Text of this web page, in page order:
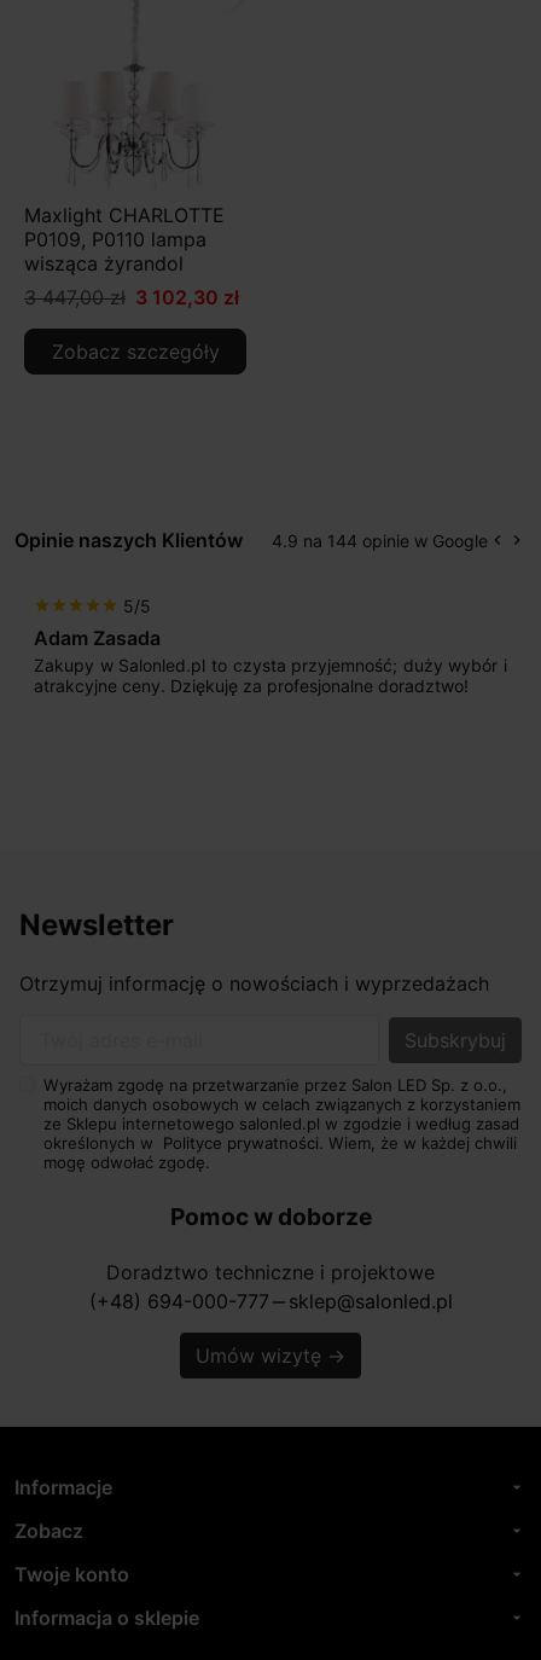
Maxlight CHARLOTTE
P0109, P0110 lampa
wisząca żyrandol
3 447,00 zł 3 102,30 zł
Zobacz szczegóły
Opinie naszych Klientów 4.9 na 144 opinie w Google keyboard_arrow_left keyboard_arrow_right
star star star star star 5/5
Adam Zasada
Zakupy w Salonled.pl to czysta przyjemność; duży wybór i
atrakcyjne ceny. Dziękuję za profesjonalne doradztwo!
Newsletter
Otrzymuj informację o nowościach i wyprzedażach
Wyrażam zgodę na przetwarzanie przez Salon LED Sp. z o.o.,
moich danych osobowych w celach związanych z korzystaniem
ze Sklepu internetowego salonled.pl w zgodzie i według zasad
określonych w Polityce prywatności. Wiem, że w każdej chwili
mogę odwołać zgodę.
Pomoc w doborze
Doradztwo techniczne i projektowe
(+48) 694-000-777 horizontal_rule sklep@salonled.pl
Umów wizytę →
Informacje arrow_drop_down
Zobacz arrow_drop_down
Twoje konto arrow_drop_down
Informacja o sklepie arrow_drop_down